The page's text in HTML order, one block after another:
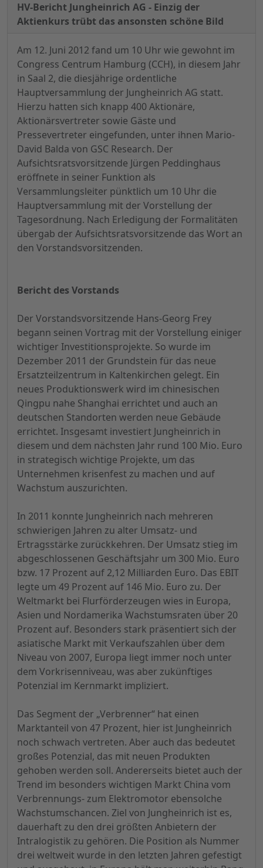
HV-Bericht Jungheinrich AG - Einzig der
Aktienkurs trübt das ansonsten schöne Bild
Am 12. Juni 2012 fand um 10 Uhr wie gewohnt im
Congress Centrum Hamburg (CCH), in diesem Jahr
in Saal 2, die diesjährige ordentliche
Hauptversammlung der Jungheinrich AG statt.
Hierzu hatten sich knapp 400 Aktionäre,
Aktionärsvertreter sowie Gäste und
Pressevertreter eingefunden, unter ihnen Mario-
David Balda von GSC Research. Der
Aufsichtsratsvorsitzende Jürgen Peddinghaus
eröffnete in seiner Funktion als
Versammlungsleiter pünktlich um 10 Uhr die
Hauptversammlung mit der Vorstellung der
Tagesordnung. Nach Erledigung der Formalitäten
übergab der Aufsichtsratsvorsitzende das Wort an
den Vorstandsvorsitzenden.
Bericht des Vorstands
Der Vorstandsvorsitzende Hans-Georg Frey
begann seinen Vortrag mit der Vorstellung einiger
wichtiger Investitionsprojekte. So wurde im
Dezember 2011 der Grundstein für das neue
Ersatzteilzentrum in Kaltenkirchen gelegt. Ein
neues Produktionswerk wird im chinesischen
Qingpu nahe Shanghai errichtet und auch an
deutschen Standorten werden neue Gebäude
errichtet. Insgesamt investiert Jungheinrich in
diesem und dem nächsten Jahr rund 100 Mio. Euro
in strategisch wichtige Projekte, um das
Unternehmen krisenfest zu machen und auf
Wachstum auszurichten.
In 2011 konnte Jungheinrich nach mehreren
schwierigen Jahren zu alter Umsatz- und
Ertragsstärke zurückkehren. Der Umsatz stieg im
abgeschlossenen Geschäftsjahr um 300 Mio. Euro
bzw. 17 Prozent auf 2,12 Milliarden Euro. Das EBIT
legte um 49 Prozent auf 146 Mio. Euro zu. Der
Weltmarkt bei Flurförderzeugen wies in Europa,
Asien und Nordamerika Wachstumsraten über 20
Prozent auf. Besonders stark präsentiert sich der
asiatische Markt mit Verkaufszahlen über dem
Niveau von 2007, Europa liegt immer noch unter
dem Vorkrisenniveau, was aber zukünftiges
Potenzial im Kernmarkt impliziert.
Das Segment der „Verbrenner“ hat einen
Marktanteil von 47 Prozent, hier ist Jungheinrich
noch schwach vertreten. Aber auch das bedeutet
großes Potenzial, das mit neuen Produkten
gehoben werden soll. Andererseits bietet auch der
Trend im besonders wichtigen Markt China vom
Verbrennungs- zum Elektromotor ebensolche
Wachstumschancen. Ziel von Jungheinrich ist es,
dauerhaft zu den drei größten Anbietern der
Intralogistik zu gehören. Die Position als Nummer
drei weltweit wurde in den letzten Jahren gefestigt